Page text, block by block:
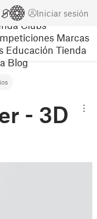
Iniciar sesión
Clubs
Marcas
Educación Tienda
Blog
- 3D